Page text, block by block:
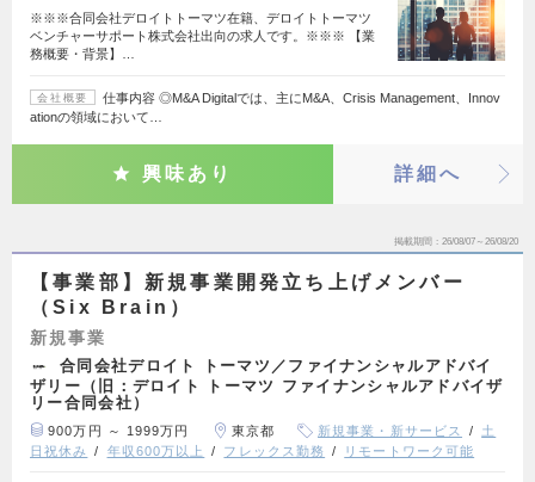
※※※合同会社デロイトトーマツ在籍、デロイトトーマツ
ベンチャーサポート株式会社出向の求人です。※※※ 【業
務概要・背景】…
会社概要
仕事内容 ◎M&A Digitalでは、主にM&A、Crisis Management、Innov
ationの領域において…
興味あり 詳細へ
掲載期間 26/08/07～26/08/20
【事業部】新規事業開発立ち上げメンバー
（Six Brain）
新規事業
合同会社デロイト トーマツ／ファイナンシャルアドバイ
ザリー（旧：デロイト トーマツ ファイナンシャルアドバイザ
リー合同会社）
900万円 ～ 1999万円 東京都 新規事業・新サービス
土
日祝休み
年収600万以上 フレックス勤務 リモートワーク可能